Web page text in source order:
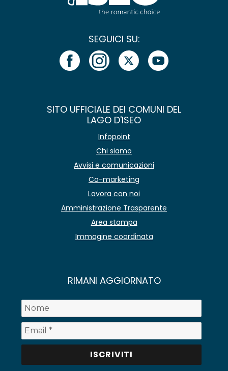
SEGUICI SU:
SITO UFFICIALE DEI COMUNI DEL
LAGO D'ISEO
Infopoint
Chi siamo
Avvisi e comunicazioni
Co-marketing
Lavora con noi
Amministrazione Trasparente
Area stampa
Immagine coordinata
RIMANI AGGIORNATO